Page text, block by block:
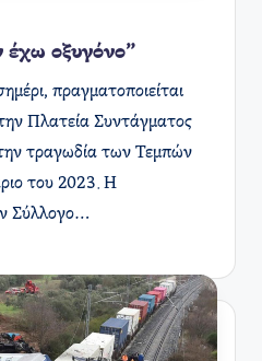
οξυγόνο”
πραγματοποιείται
Πλατεία Συντάγματος
τραγωδία των Τεμπών
του 2023. Η
Σύλλογο…